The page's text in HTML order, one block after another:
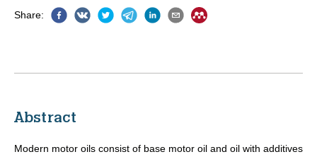
Share:
Abstract
Modern motor oils consist of base motor oil and oil with additives